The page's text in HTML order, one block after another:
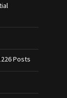
Posts